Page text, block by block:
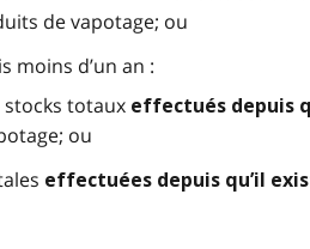
de vapotage; ou
moins d’un an :
stocks totaux effectués depuis
ou
effectuées depuis qu’il